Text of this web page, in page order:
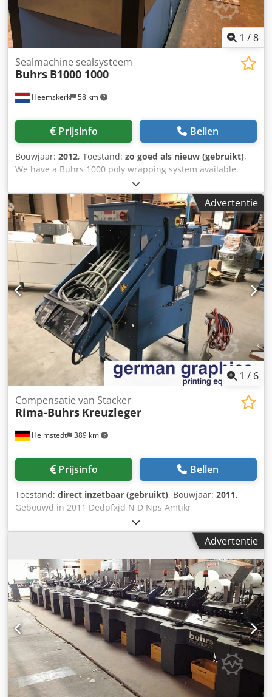
1 /8
Heemskerk 58 km
Sealmachine sealsysteem
Buhrs B1000 1000
Prijsinfo Bellen
Bouwjaar: 2012, Toestand: zo goed als nieuw (gebruikt),
We have a Buhrs 1000 poly wrapping system available.
Year 2013. You could modify this system to paper
wrapping if you like. This machine is later on completed
with a extra base and two extra rotary feeders SYSTEM
INFORMATION System brand: Buhrs Machine type: Buhrs
1000 Poly Wrapping System (max.13.000 c/h) Year: 2013
CONFIGURATION 1 Buhrs 1000 main product feeder, type
shuttle feeder Dedjhid Adopfx Amtskr 1 Buhrs 1000 master
base station 4 Buhrs 1000 rotary feeder 1 Buhrs 1000
module for filmpackaging with double action sealbar, max
13.000
Advertentie
1 / 6
Helmstedt 389 km
Compensatie van Stacker
Rima-Buhrs Kreuzleger
Prijsinfo Bellen
Toestand: direct inzetbaar (gebruikt), Bouwjaar: 2011,
Gebouwd in 2011 Dedpfxjd N D Nps Amtjkr
Advertentie